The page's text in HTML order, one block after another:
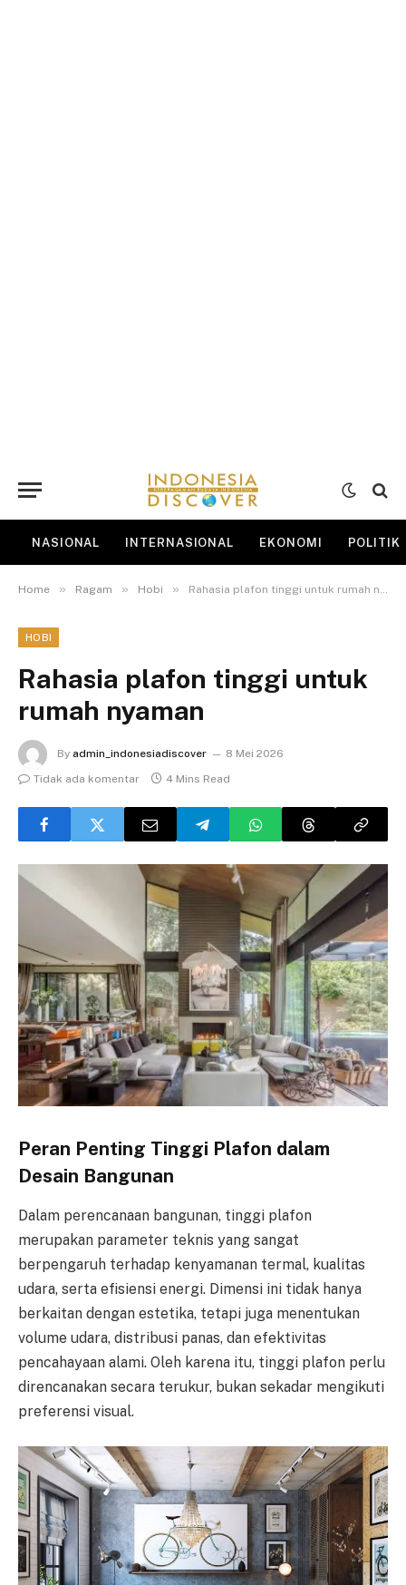
NASIONAL INTERNASIONAL EKONOMI POLITIK
Home » Ragam » Hobi » Rahasia plafon tinggi untuk rumah nyaman
HOBI
Rahasia plafon tinggi untuk
rumah nyaman
By admin_indonesiadiscover
8 Mei 2026
Tidak ada komentar
4 Mins Read
Peran Penting Tinggi Plafon dalam
Desain Bangunan
Dalam perencanaan bangunan, tinggi plafon
merupakan parameter teknis yang sangat
berpengaruh terhadap kenyamanan termal, kualitas
udara, serta efisiensi energi. Dimensi ini tidak hanya
berkaitan dengan estetika, tetapi juga menentukan
volume udara, distribusi panas, dan efektivitas
pencahayaan alami. Oleh karena itu, tinggi plafon perlu
direncanakan secara terukur, bukan sekadar mengikuti
preferensi visual.